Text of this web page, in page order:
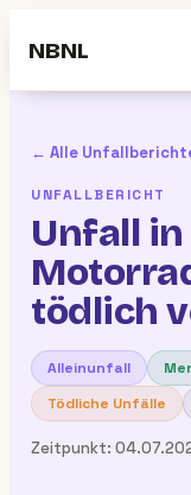
NBNL
← Alle
UNFALLBERICHT
Unfall
tödlich
Alleinunfall
Tödliche Unfälle
Zeitpunkt: